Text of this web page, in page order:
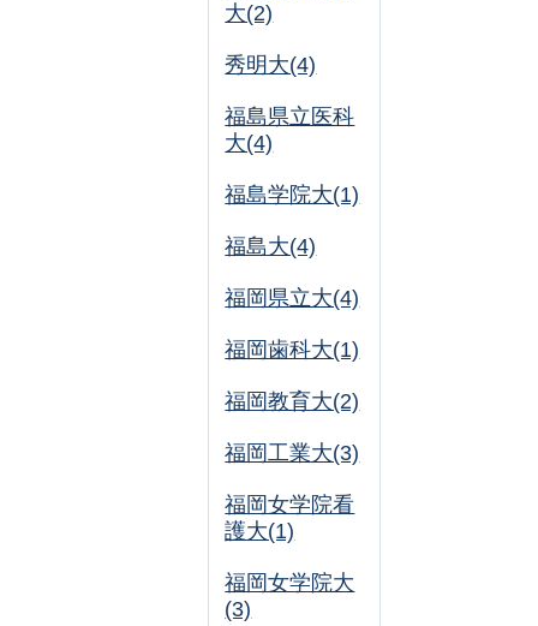
大(2)
秀明大(4)
福島県立医科
大(4)
福島学院大(1)
福島大(4)
福岡県立大(4)
福岡歯科大(1)
福岡教育大(2)
福岡工業大(3)
福岡女学院看
護大(1)
福岡女学院大
(3)